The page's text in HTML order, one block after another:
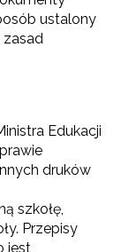
ustalony
Edukacji
druków
szkołę,
Przepisy
jest